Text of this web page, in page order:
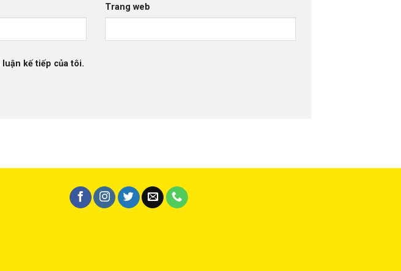
Trang web
kế tiếp của tôi.